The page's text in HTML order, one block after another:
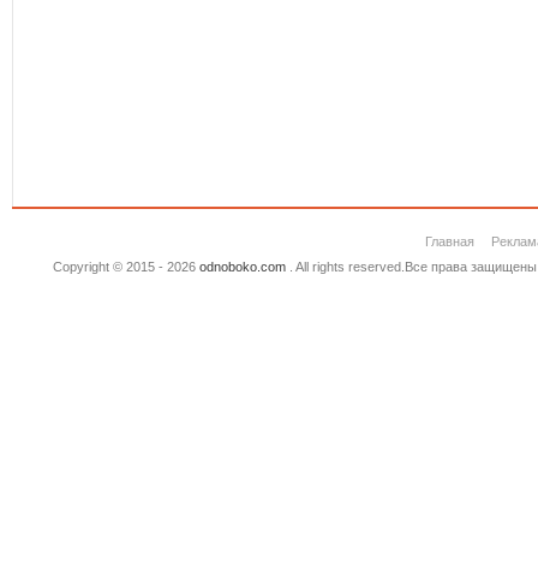
Главная
Copyright © 2015 - 2026 odnoboko.com. All rights reserved.Все права защищены.